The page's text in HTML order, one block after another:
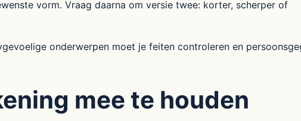
vorm. Vraag daarna om versie twee: korter, scherper of
onderwerpen moet je feiten controleren en
mee te houden